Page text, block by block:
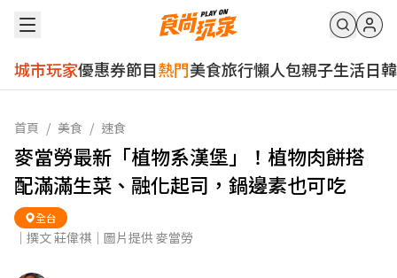
城市玩家優惠券節目熱門美食旅行懶人包親子生活日韓
首頁 / 美食 / 速食
麥當勞最新「植物系漢堡」！植物肉餅搭
配滿滿生菜、融化起司，鍋邊素也可吃
全台
｜撰文 莊偉祺｜圖片提供 麥當勞